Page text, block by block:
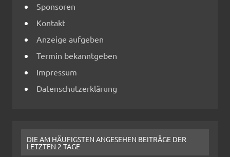
Sponsoren
Kontakt
Anzeige aufgeben
Termin bekanntgeben
Impressum
Datenschutzerklärung
DIE AM HÄUFIGSTEN ANGESEHEN BEITRÄGE DER
LETZTEN 2 TAGE